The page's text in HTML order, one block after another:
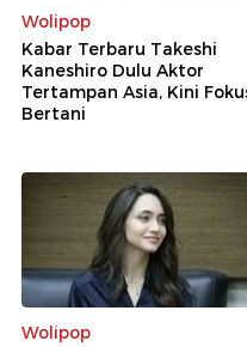
Wolipop
Kabar Terbaru Takeshi
Kaneshiro Dulu Aktor
Tertampan Asia, Kini
Bertani
Wolipop